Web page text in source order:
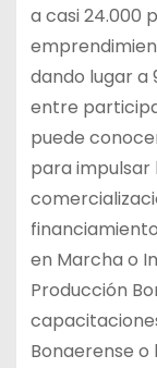
a casi 24.000
dando lugar a
entre
puede
para
en Marcha o
Producción
Bonaerense o